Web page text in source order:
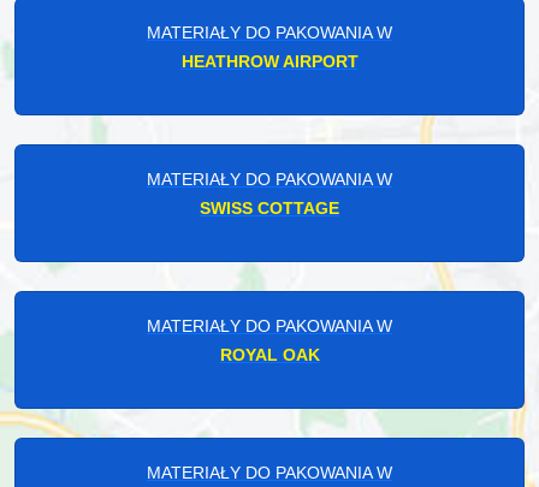
MATERIAŁY DO PAKOWANIA W
HEATHROW AIRPORT
MATERIAŁY DO PAKOWANIA W
SWISS COTTAGE
MATERIAŁY DO PAKOWANIA W
ROYAL OAK
MATERIAŁY DO PAKOWANIA W